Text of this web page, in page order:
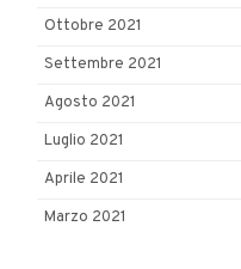
Ottobre 2021
Settembre 2021
Agosto 2021
Luglio 2021
Aprile 2021
Marzo 2021